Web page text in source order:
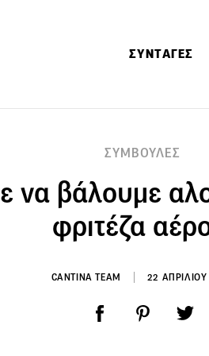
ΣΥΝΤΑΓΕΣ
ΣΥΜΒΟΥΛΕΣ
να βάλουμε
φριτέζα
CANTINA TEAM 22